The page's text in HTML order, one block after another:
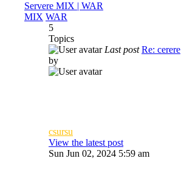
Servere MIX | WAR
MIX WAR
5
Topics
Last post Re: cerere
by
csursu
View the latest post
Sun Jun 02, 2024 5:59 am